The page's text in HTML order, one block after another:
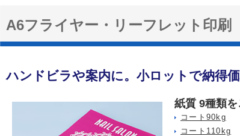
A6フライヤー・リーフレット印刷
ハンドビラや案内に。小ロットで納得
紙質 9種類を
コート90kg
コート110kg